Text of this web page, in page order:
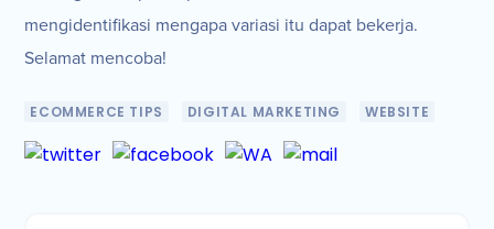
mengidentifikasi mengapa variasi itu dapat bekerja.
Selamat mencoba!
ECOMMERCE TIPS DIGITAL MARKETING WEBSITE